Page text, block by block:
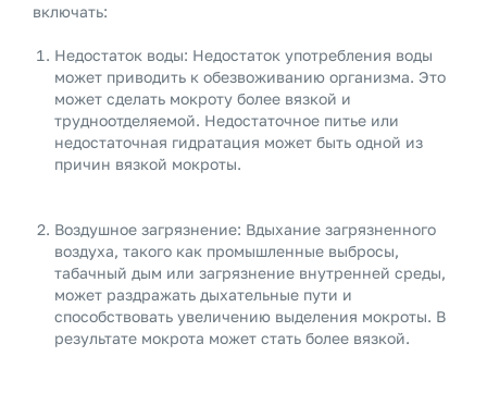
включать:
Недостаток воды: Недостаток употребления воды
может приводить к обезвоживанию организма. Это
может сделать мокроту более вязкой и
трудноотделяемой. Недостаточное питье или
недостаточная гидратация может быть одной из
причин вязкой мокроты.
Воздушное загрязнение: Вдыхание загрязненного
воздуха, такого как промышленные выбросы,
табачный дым или загрязнение внутренней среды,
может раздражать дыхательные пути и
способствовать увеличению выделения мокроты. В
результате мокрота может стать более вязкой.